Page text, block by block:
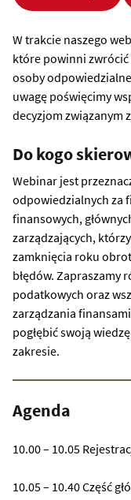
W trakcie naszego
które powinni
osoby
uwagę poświęcimy
decyzjom związanym
Do kogo
Webinar jest
odpowiedzialnych za
finansowych,
zarządzających,
zamknięcia roku
błędów. Zapraszamy
podatkowych oraz
zarządzania
pogłębić swoją
zakresie.
Agenda
10.00 – 10.05
10.05 – 10.40 Część